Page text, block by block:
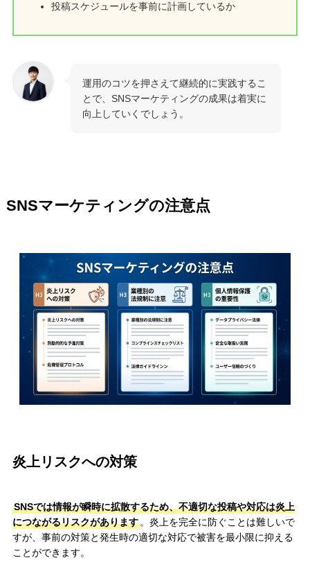
投稿スケジュールを事前に計画しているか
運用のコツを押さえて継続的に実践するこ
とで、SNSマーケティングの成果は着実に
向上していくでしょう。
SNSマーケティングの注意点
炎上リスクへの対策
SNSでは情報が瞬時に拡散するため、不適切な投稿や対応は炎上
につながるリスクがあります。炎上を完全に防ぐことは難しいで
すが、事前の対策と発生時の適切な対応で被害を最小限に抑える
ことができます。